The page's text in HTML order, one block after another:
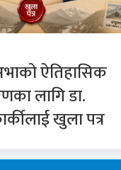
ऐतिहासिक
लागि डा.
खुला पत्र